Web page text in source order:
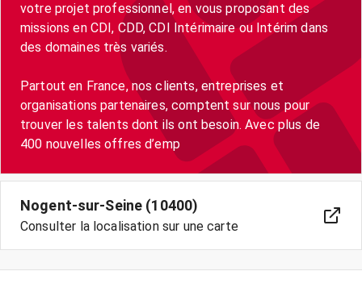
votre projet professionnel, en vous proposant des
missions en CDI, CDD, CDI Intérimaire ou Intérim dans
des domaines très variés.
Partout en France, nos clients, entreprises et
organisations partenaires, comptent sur nous pour
trouver les talents dont ils ont besoin. Avec plus de
400 nouvelles offres d’emp
Nogent-sur-Seine (10400)
Consulter la localisation sur une carte